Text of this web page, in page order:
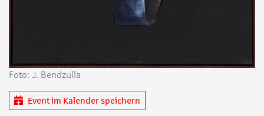
Foto: J. Bendzulla
Event im Kalender speichern